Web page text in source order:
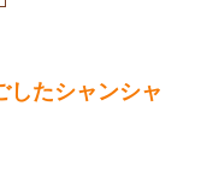
したシャンシャ